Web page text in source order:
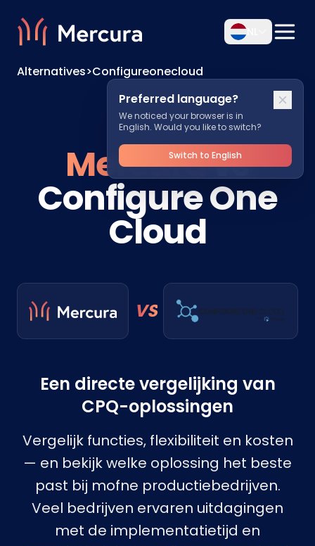
Preferred language?
We noticed your browser is in
English. Would you like to switch?
Switch to English
Alternatives>Configureonecloud
Mercuravs
Configure One
Cloud
VS
Een directe vergelijking van
CPQ-oplossingen
Vergelijk functies, flexibiliteit en kosten
— en bekijk welke oplossing het beste
past bij mofne productiebedrijven.
Veel bedrijven ervaren uitdagingen
met de implementatietijd en